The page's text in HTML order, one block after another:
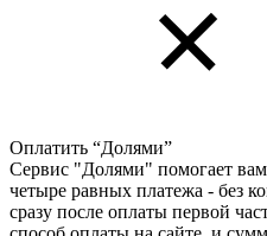
Оплатить “Долями”
Сервис "Долями" помогает
четыре равных платежа - без
сразу после оплаты первой